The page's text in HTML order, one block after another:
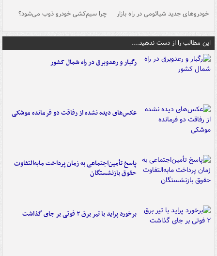
خودروهای جدید شیائومی در راه بازار چرا سیم‌کشی خودرو ذوب می‌شود؟
این مطالب را از دست ندهید....
رگبار و رعدوبرق در راه شمال کشور
عکس‌های دیده نشده از رفاقت دو فرمانده‌ موشکی
پاسخ تأمین‌اجتماعی به زمان پرداخت مابه‌التفاوت
حقوق بازنشستگان
برخورد پراید با تیر برق ۲ فوتی بر جای گذاشت